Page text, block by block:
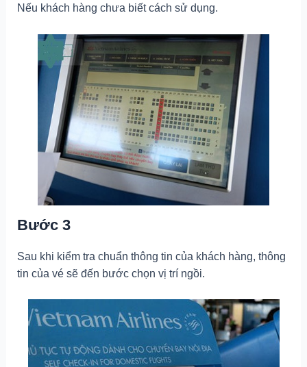
Nếu khách hàng chưa biết cách sử dụng.
Bước 3
Sau khi kiểm tra chuẩn thông tin của khách hàng, thông
tin của vé sẽ đến bước chọn vị trí ngồi.